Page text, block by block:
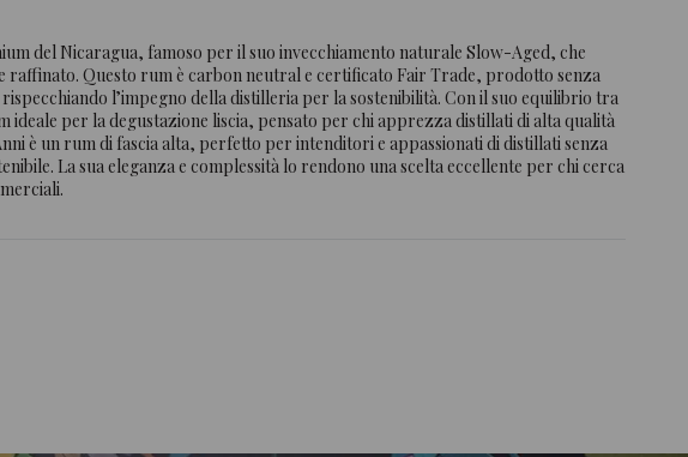
del Nicaragua, famoso per il suo invecchiamento naturale Slow-Aged, che
raffinato. Questo rum è carbon neutral e certificato Fair Trade, prodotto senza
l’impegno della distilleria per la sostenibilità. Con il suo equilibrio tra
ideale per la degustazione liscia, pensato per chi apprezza distillati di alta qualità
è un rum di fascia alta, perfetto per intenditori e appassionati di distillati senza
La sua eleganza e complessità lo rendono una scelta eccellente per chi cerca